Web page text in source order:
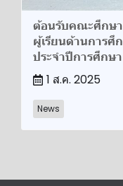
ต้อนรับคณะศึกษ
ผู้เรียนด้านการศึ
ประจำปีการศึกษ
1 ส.ค. 2025
News